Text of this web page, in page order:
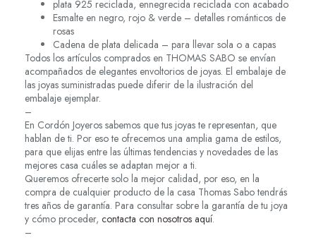
plata 925 reciclada, ennegrecida reciclada con acabado
Esmalte en negro, rojo & verde – detalles románticos de
rosas
Cadena de plata delicada – para llevar sola o a capas
Todos los artículos comprados en THOMAS SABO se envían
acompañados de elegantes envoltorios de joyas. El embalaje de
las joyas suministradas puede diferir de la ilustración del
embalaje ejemplar.
–
En Cordón Joyeros sabemos que tus joyas te representan, que
hablan de ti. Por eso te ofrecemos una amplia gama de estilos,
para que elijas entre las últimas tendencias y novedades de las
mejores casa cuáles se adaptan mejor a ti.
Queremos ofrecerte solo la mejor calidad, por eso, en la
compra de cualquier producto de la casa Thomas Sabo tendrás
tres años de garantía. Para consultar sobre la garantía de tu joya
y cómo proceder, contacta con nosotros aquí.
–